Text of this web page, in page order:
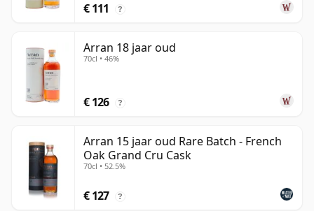
€ 111 ?
Arran 18 jaar oud
70cl • 46%
€ 126 ?
Arran 15 jaar oud Rare Batch - French
Oak Grand Cru Cask
70cl • 52.5%
€ 127 ?